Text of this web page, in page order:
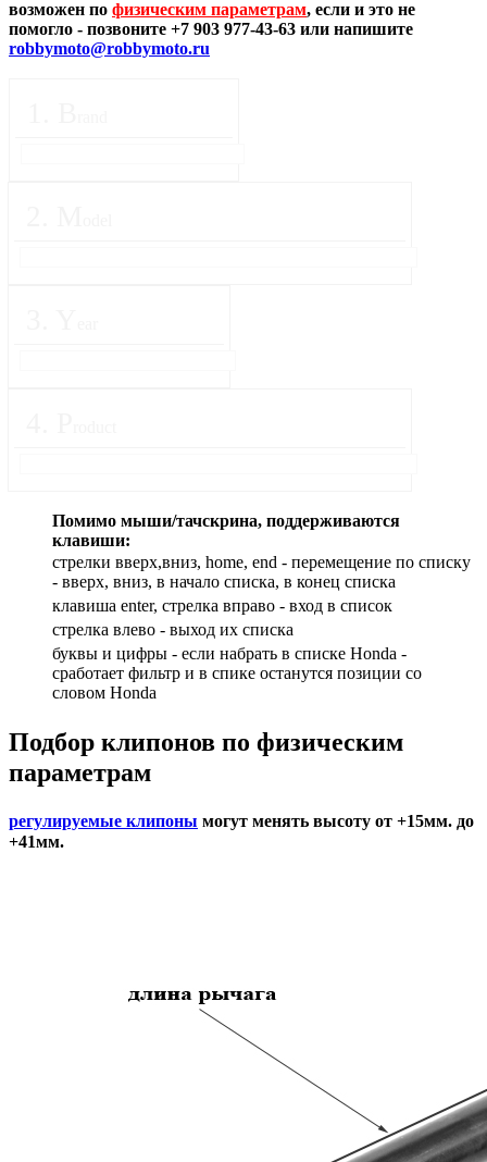
возможен по физическим параметрам, если и это не
помогло - позвоните +7 903 977-43-63 или напишите
robbymoto@robbymoto.ru
Помимо мыши/тачскрина, поддерживаются
клавиши:
стрелки вверх,вниз, home, end - перемещение по списку
- вверх, вниз, в начало списка, в конец списка
клавиша enter, стрелка вправо - вход в список
cтрелка влево - выход их списка
буквы и цифры - если набрать в списке Honda -
сработает фильтр и в спике останутся позиции со
словом Honda
Подбор клипонов по физическим
параметрам
регулируемые клипоны могут менять высоту от +15мм. до
+41мм.